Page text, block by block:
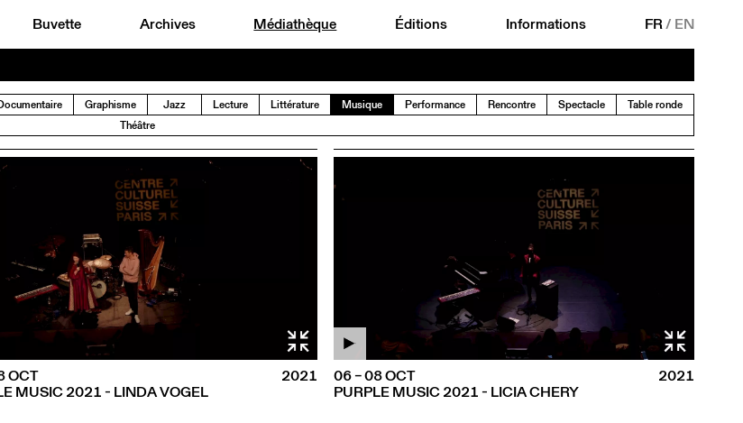
Buvette Archives Médiathèque Éditions Informations FR/ EN
Graphisme Jazz Lecture Littérature Musique Performance Rencontre Spectacle
Table ronde
Théâtre
MUSIC 2021 - LINDA VOGEL
OCT 2021
PURPLE MUSIC 2021 - LICIA CHERY
06 – 08 OCT 2021